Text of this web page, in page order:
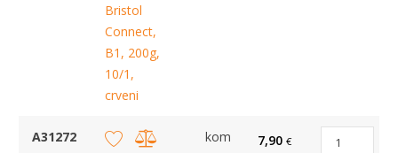
Bristol
Connect,
B1, 200g,
10/1,
crveni
A31272
kom 7,90 €